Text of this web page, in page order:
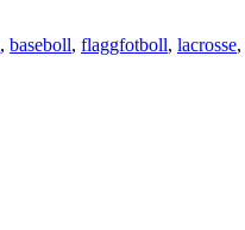
, baseboll, flaggfotboll, lacrosse,